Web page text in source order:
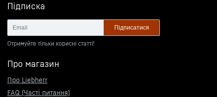
Підписка
Підписатися
Отримуйте тільки корисні статті!
Про магазин
Про Liebherr
FAQ (Часті питання)